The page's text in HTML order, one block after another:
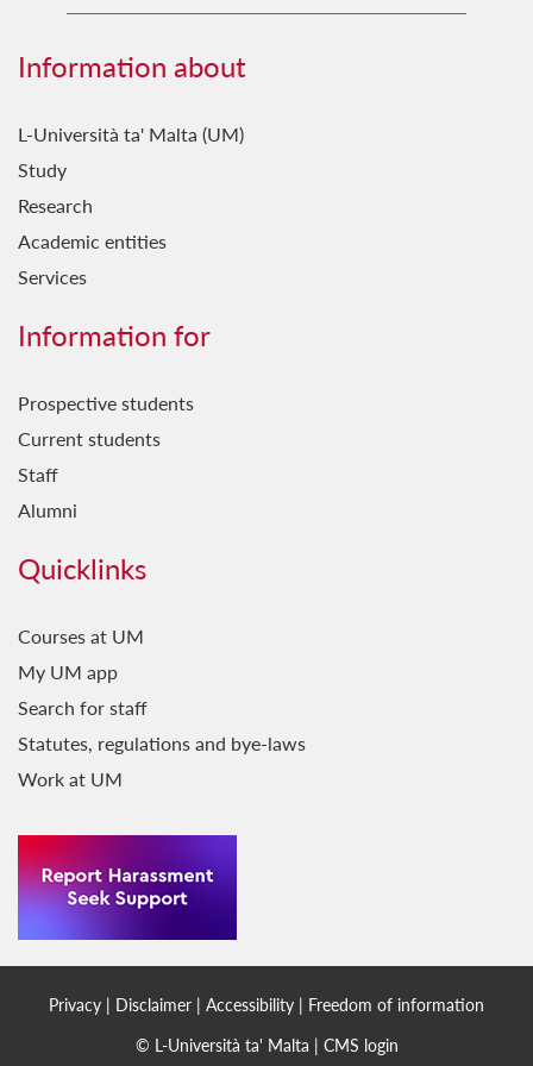
Hekk Nafu
Ħsieb il-Patrimonju Kulturali
Għal Fejn Illejla?
Għawdxin
Ghażliet
Għerf Missirijietna
Ħamsin u Waħda
Ħsejjes u Stejjer
Il-Baħar fil-Letteratura
Il-Favorita tar-Re
Il-Ġara Milli Jkollha Ttik
Il-Ħabbara
Il-Jien u Lilhinn Minnu...
Il-Kelma fil-Kant
Il-Malti Llum: Ideat ta' Żmienna
Il-Maltin Min Huma?
Information about
L-Università ta' Malta (UM)
Study
Research
Academic entities
Services
Information for
Prospective students
Current students
Staff
Alumni
Quicklinks
Courses at UM
My UM app
Search for staff
Statutes, regulations and bye-laws
Work at UM
Privacy | Disclaimer | Accessibility | Freedom of information
© L-Università ta' Malta | CMS login